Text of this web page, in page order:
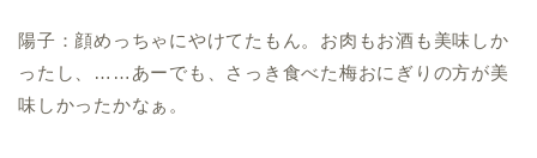
陽子：顔めっちゃにやけてたもん。お肉もお酒も美味しか
ったし、……あーでも、さっき食べた梅おにぎりの方が美
味しかったかなぁ。